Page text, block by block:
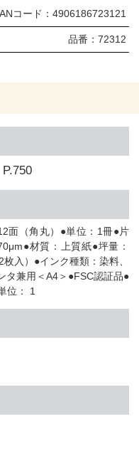
コード： 4906186723121
品番： 72312
P.750
面（角丸）●単位：1冊●片
材質：上質紙●坪量：
入）●インク種類：染料、
タ兼用＜A4＞●FSC認証品●
位： 1